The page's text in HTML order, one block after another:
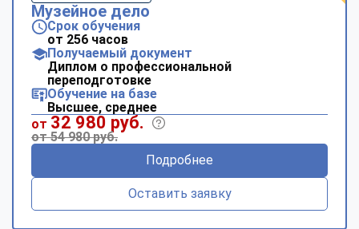
Музейное дело
Срок обучения
от 256 часов
Получаемый документ
Диплом о профессиональной
переподготовке
Обучение на базе
Высшее, среднее
от 32 980 руб.
от 54 980 руб.
Подробнее
Оставить заявку